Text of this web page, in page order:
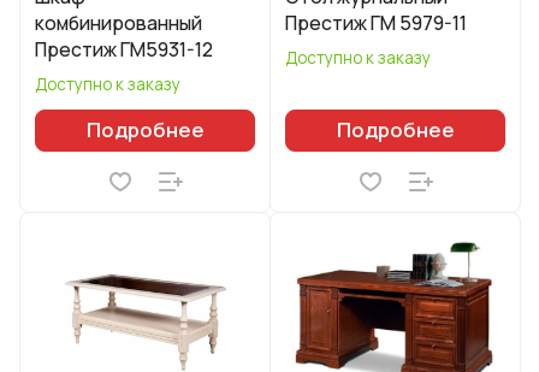
комбинированный
Престиж ГМ5931-12
Доступно к заказу
Подробнее
Престиж ГМ 5979-11
Доступно к заказу
Подробнее